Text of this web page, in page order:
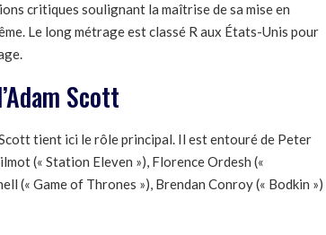
critiques soulignant la maîtrise de sa mise en
Le long métrage est classé R aux États-Unis pour
Scott
tient ici le rôle principal. Il est entouré de Peter
(« Station Eleven »), Florence Ordesh («
(« Game of Thrones »), Brendan Conroy (« Bodkin »)